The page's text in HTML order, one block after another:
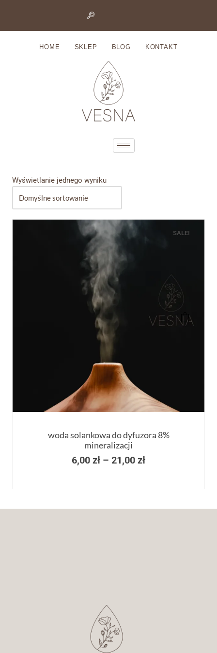
HOME SKLEP BLOG KONTAKT
Wyświetlanie jednego wyniku
SALE!
woda solankowa do dyfuzora 8%
mineralizacji
6,00 zł – 21,00 zł